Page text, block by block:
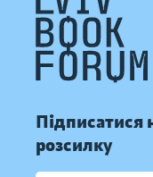
Підписатися
розсилку